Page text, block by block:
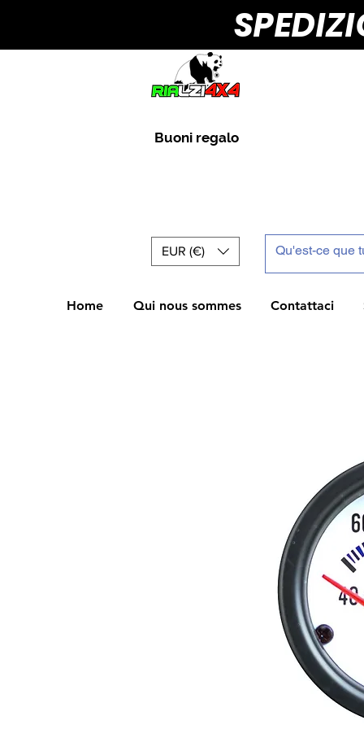
Buoni regalo
EUR (€)
Home Qui nous sommes Contattaci